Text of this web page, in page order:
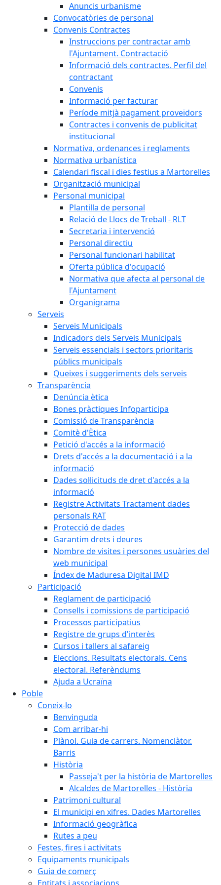
Anuncis urbanisme
Convocatòries de personal
Convenis Contractes
Instruccions per contractar amb
l'Ajuntament. Contractació
Informació dels contractes. Perfil del
contractant
Convenis
Informació per facturar
Període mitjà pagament proveïdors
Contractes i convenis de publicitat
institucional
Normativa, ordenances i reglaments
Normativa urbanística
Calendari fiscal i dies festius a Martorelles
Organització municipal
Personal municipal
Plantilla de personal
Relació de Llocs de Treball - RLT
Secretaria i intervenció
Personal directiu
Personal funcionari habilitat
Oferta pública d'ocupació
Normativa que afecta al personal de
l'Ajuntament
Organigrama
Serveis
Serveis Municipals
Indicadors dels Serveis Municipals
Serveis essencials i sectors prioritaris
públics municipals
Queixes i suggeriments dels serveis
Transparència
Denúncia ètica
Bones pràctiques Infoparticipa
Comissió de Transparència
Comitè d'Ètica
Petició d'accés a la informació
Drets d'accés a la documentació i a la
informació
Dades sol·licituds de dret d'accés a la
informació
Registre Activitats Tractament dades
personals RAT
Protecció de dades
Garantim drets i deures
Nombre de visites i persones usuàries del
web municipal
Índex de Maduresa Digital IMD
Participació
Reglament de participació
Consells i comissions de participació
Processos participatius
Registre de grups d'interès
Cursos i tallers al safareig
Eleccions. Resultats electorals. Cens
electoral. Referèndums
Ajuda a Ucraïna
Poble
Coneix-lo
Benvinguda
Com arribar-hi
Plànol. Guia de carrers. Nomenclàtor.
Barris
Història
Passeja't per la història de Martorelles
Alcaldes de Martorelles - Història
Patrimoni cultural
El municipi en xifres. Dades Martorelles
Informació geogràfica
Rutes a peu
Festes, fires i activitats
Equipaments municipals
Guia de comerç